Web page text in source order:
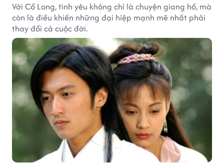
Với Cổ Long, tình yêu không chỉ là chuyện giang hồ, mà
còn là điều khiến những đại hiệp mạnh mẽ nhất phải
thay đổi cả cuộc đời.